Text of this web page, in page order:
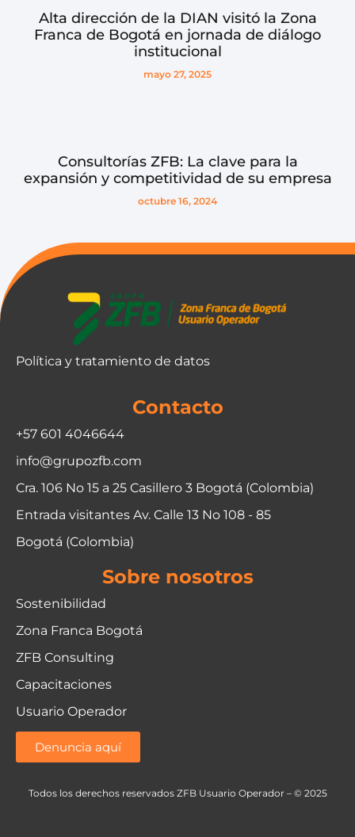
Alta dirección de la DIAN visitó la Zona
Franca de Bogotá en jornada de diálogo
institucional
mayo 27, 2025
Consultorías ZFB: La clave para la
expansión y competitividad de su empresa
octubre 16, 2024
Política y tratamiento de datos
Contacto
+57 601 4046644
info@grupozfb.com
Cra. 106 No 15 a 25 Casillero 3 Bogotá (Colombia)
Entrada visitantes Av. Calle 13 No 108 - 85
Bogotá (Colombia)
Sobre nosotros
Sostenibilidad
Zona Franca Bogotá
ZFB Consulting
Capacitaciones
Usuario Operador
Denuncia aquí
Todos los derechos reservados ZFB Usuario Operador – © 2025